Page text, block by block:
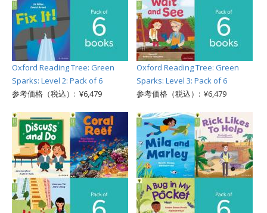
Oxford Reading Tree: Green
Sparks: Level 2: Pack of 6
参考価格（税込）: ¥6,479
Oxford Reading Tree: Green
Sparks: Level 3: Pack of 6
参考価格（税込）: ¥6,479